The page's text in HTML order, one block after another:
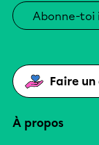
Abonne-toi
Faire un
À propos